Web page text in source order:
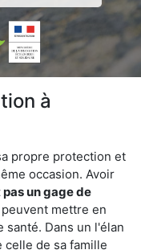
à
propre protection et
occasion. Avoir
un gage de
mettre en
Dans un l'élan
celle de sa famille